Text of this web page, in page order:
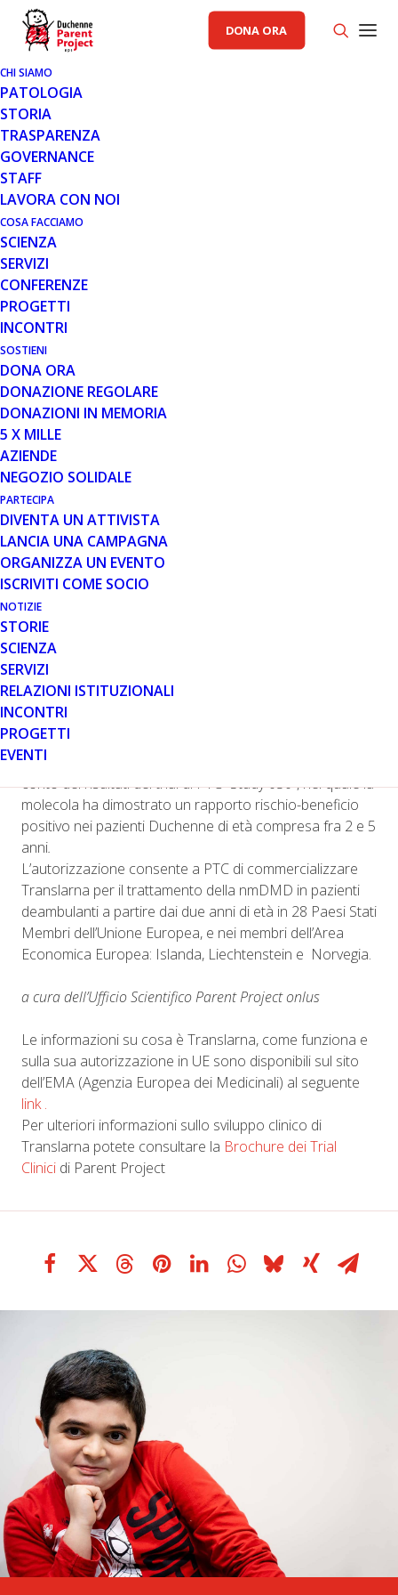
DONA ORA
CHI SIAMO
PATOLOGIA
STORIA
TRASPARENZA
GOVERNANCE
STAFF
LAVORA CON NOI
COSA FACCIAMO
SCIENZA
SERVIZI
CONFERENZE
PROGETTI
INCONTRI
SOSTIENI
DONA ORA
DONAZIONE REGOLARE
DONAZIONI IN MEMORIA
5 X MILLE
AZIENDE
NEGOZIO SOLIDALE
PARTECIPA
DIVENTA UN ATTIVISTA
LANCIA UNA CAMPAGNA
ORGANIZZA UN EVENTO
ISCRIVITI COME SOCIO
NOTIZIE
STORIE
SCIENZA
SERVIZI
RELAZIONI ISTITUZIONALI
INCONTRI
PROGETTI
EVENTI
AREA SCIENZA PP
7 SET 2018
ESTESA L’INDICAZIONE DI
TRANSLARNA AI BAMBINI DMD
DAI 2 ANNI DI ETÀ
È positiva la decisione da parte della Commissione
Europea di estendere il trattamento di Translarna in
Europa ai pazienti Duchenne con mutazioni non senso,
deambulanti, a partire dai 2 anni di età. Una decisione
particolarmente
trattamento nei primi anni di vita dei pazienti potrebbe
tradursi in un aumento delle possibilità di contrastare al
meglio la progressione della patologia.
La Commissione Europea (CE) ha adottato una
decisione positiva per consentire la prescrizione di
Translarna™ (ataluren) in pazienti di età compresa tra i
due e i cinque anni per il trattamento della DMD con
mutazioni nonsenso (nmDMD). La decisione è basata
sulla recente raccomandazione del Comitato per i
Farmaci per Uso Umano (CHMP) dell’Agenzia Europea
del Farmaco (Leggete la notizia
L’estensione dell’indicazione per Translarna ha tenuto
conto dei risultati del trial di PTC “Study 030”, nel quale la
molecola ha dimostrato un rapporto rischio-beneficio
positivo nei pazienti Duchenne di età compresa fra 2 e 5
anni.
L’autorizzazione consente a PTC di commercializzare
Translarna per il trattamento della nmDMD in pazienti
deambulanti a partire dai due anni di età in 28 Paesi Stati
Membri dell’Unione Europea, e nei membri dell’Area
Economica Europea: Islanda, Liechtenstein e Norvegia.
a cura dell’Ufficio Scientifico Parent Project onlus
Le informazioni su cosa è Translarna, come funziona e
sulla sua autorizzazione in UE sono disponibili sul sito
dell’EMA (Agenzia Europea dei Medicinali) al seguente
link .
Per ulteriori informazioni sullo sviluppo clinico di
Translarna potete consultare la Brochure dei Trial
Clinici di Parent Project